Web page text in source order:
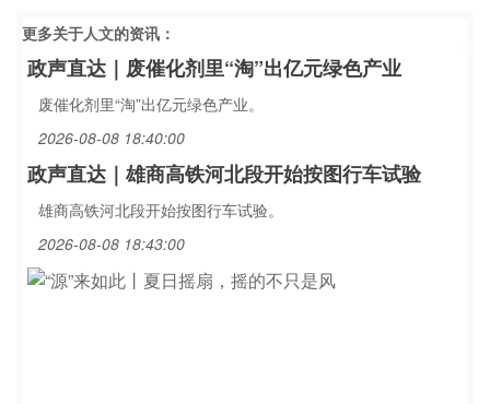
更多关于人文的资讯：
政声直达｜废催化剂里“淘”出亿元绿色产业
废催化剂里“淘”出亿元绿色产业。
2026-08-08 18:40:00
政声直达｜雄商高铁河北段开始按图行车试验
雄商高铁河北段开始按图行车试验。
2026-08-08 18:43:00